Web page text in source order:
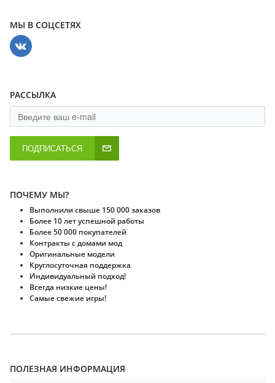
МЫ В СОЦСЕТЯХ
РАССЫЛКА
ПОДПИСАТЬСЯ
ПОЧЕМУ МЫ?
Выполнили свыше 150 000 заказов
Более 10 лет успешной работы
Более 50 000 покупателей
Контракты с домами мод
Оригинальные модели
Круглосуточная поддержка
Индивидуальный подход!
Всегда низкие цены!
Самые свежие игры!
ПОЛЕЗНАЯ ИНФОРМАЦИЯ